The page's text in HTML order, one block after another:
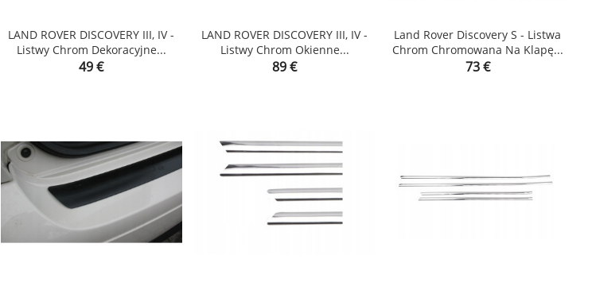
LAND ROVER DISCOVERY III, IV -
Listwy Chrom Dekoracyjne...
Price
49 €
LAND ROVER DISCOVERY III, IV -
Listwy Chrom Okienne...
Price
89 €
Land Rover Discovery S - Listwa
Chrom Chromowana Na Klapę...
Price
73 €